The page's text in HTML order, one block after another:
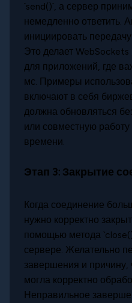
`send()`, а сервер
немедленно ответить.
инициировать
Это делает
для приложений, где
мс. Примеры
включают в себя
должна обновляться
или совместную
времени.
Этап 3: Закрытие
Когда соединение
нужно корректно
помощью метода
сервере. Желательно
завершения и причину,
могла корректно
Неправильное